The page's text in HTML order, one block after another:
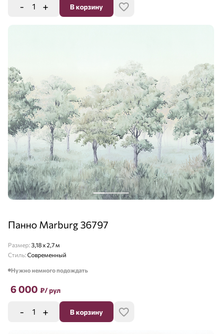
- + В корзину
Панно Marburg 36797
Размер: 3,18 х 2,7 м
Стиль: Современный
Нужно немного подождать
6 000 ₽/ рул
- + В корзину